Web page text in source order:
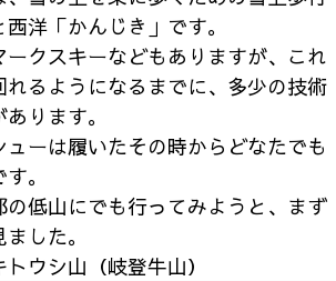
洋「かんじき」です。
クスキーなどもありますが、 これ
るようになるまでに、 多少の技術
ります。
ューは履いたその時からどなたでも
。
低山にでも行ってみようと、 まず
した。
ウシ山（岐登牛山）